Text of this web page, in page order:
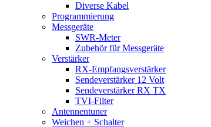
Diverse Kabel
Programmierung
Messgeräte
SWR-Meter
Zubehör für Messgeräte
Verstärker
RX-Empfangsverstärker
Sendeverstärker 12 Volt
Sendeverstärker RX TX
TVI-Filter
Antennentuner
Weichen + Schalter